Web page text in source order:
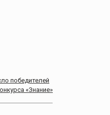
победителей
«Знание»